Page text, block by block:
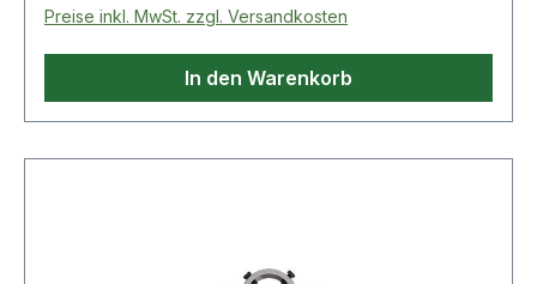
Preise inkl. MwSt. zzgl. Versandkosten
In den Warenkorb